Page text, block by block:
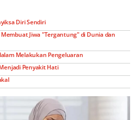
Diri Sendiri
Jiwa "Tergantung" di Dunia dan
Melakukan Pengeluaran
Penyakit Hati